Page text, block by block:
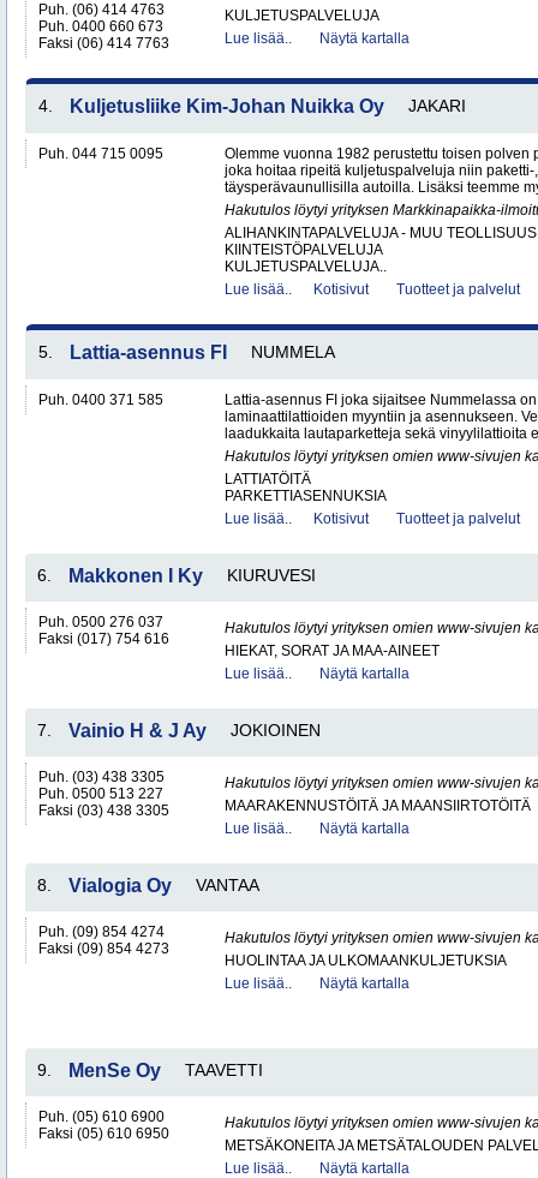
Puh. (06) 414 4763
Puh. 0400 660 673
Faksi (06) 414 7763
KULJETUSPALVELUJA
Lue lisää..
Näytä kartalla
4. Kuljetusliike Kim-Johan Nuikka Oy JAKARI
Puh. 044 715 0095
Olemme vuonna 1982 perustettu toisen polven
joka hoitaa ripeitä kuljetuspalveluja niin
täysperävaunullisilla autoilla. Lisäksi teemme
Hakutulos löytyi yrityksen Markkinapaikka-
ALIHANKINTAPALVELUJA - MUU TEOLLISUUS
KIINTEISTÖPALVELUJA
KULJETUSPALVELUJA..
Lue lisää..
Kotisivut Tuotteet ja palvelut
5. Lattia-asennus FI NUMMELA
Puh. 0400 371 585
Lattia-asennus FI joka sijaitsee Nummelassa
laminaattilattioiden myyntiin ja asennukseen.
laadukkaita lautaparketteja sekä vinyylilattioita
Hakutulos löytyi yrityksen omien www-sivujen
LATTIATÖITÄ
PARKETTIASENNUKSIA
Lue lisää..
Kotisivut Tuotteet ja palvelut
6. Makkonen I Ky KIURUVESI
Puh. 0500 276 037
Faksi (017) 754 616
Hakutulos löytyi yrityksen omien www-sivujen
HIEKAT, SORAT JA MAA-AINEET
Lue lisää..
Näytä kartalla
7. Vainio H & J Ay JOKIOINEN
Puh. (03) 438 3305
Puh. 0500 513 227
Faksi (03) 438 3305
Hakutulos löytyi yrityksen omien www-sivujen
MAARAKENNUSTÖITÄ JA MAANSIIRTOTÖITÄ
Lue lisää..
Näytä kartalla
8. Vialogia Oy VANTAA
Puh. (09) 854 4274
Faksi (09) 854 4273
Hakutulos löytyi yrityksen omien www-sivujen
HUOLINTAA JA ULKOMAANKULJETUKSIA
Lue lisää..
Näytä kartalla
9. MenSe Oy TAAVETTI
Puh. (05) 610 6900
Faksi (05) 610 6950
Hakutulos löytyi yrityksen omien www-sivujen
METSÄKONEITA JA METSÄTALOUDEN
Lue lisää..
Näytä kartalla